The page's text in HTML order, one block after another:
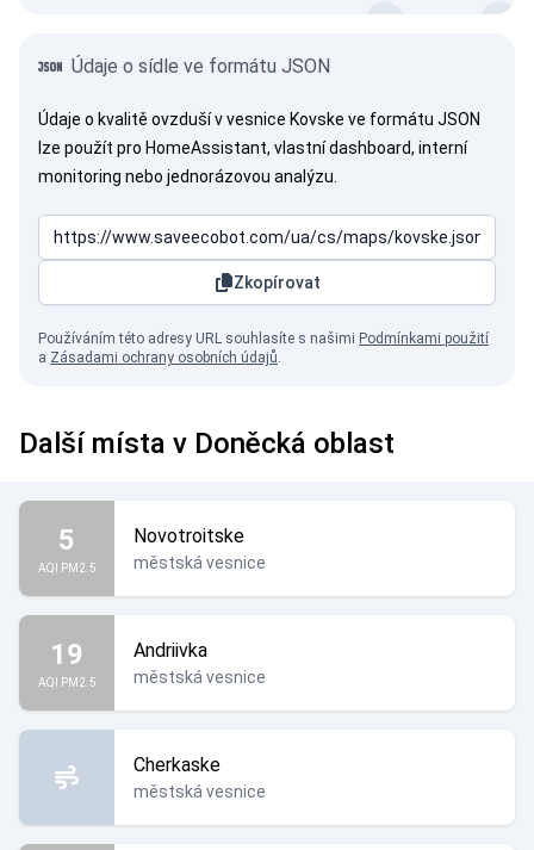
Údaje o sídle ve formátu JSON
Údaje o kvalitě ovzduší v vesnice Kovske ve formátu JSON
lze použít pro HomeAssistant, vlastní dashboard, interní
monitoring nebo jednorázovou analýzu.
Zkopírovat
Používáním této adresy URL souhlasíte s našimi Podmínkami použití
a Zásadami ochrany osobních údajů.
Další místa v Doněcká oblast
5
AQI PM2.5
Novotroitske
městská vesnice
19
AQI PM2.5
Andriivka
městská vesnice
Cherkaske
městská vesnice